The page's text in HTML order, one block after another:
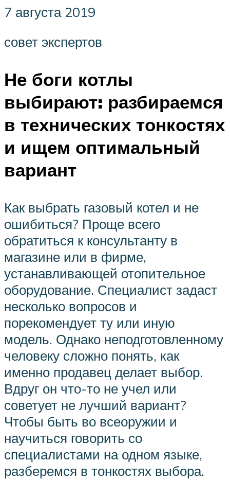
7 августа 2019
совет экспертов
Не боги котлы
выбирают: разбираемся
в технических тонкостях
и ищем оптимальный
вариант
Как выбрать газовый котел и не
ошибиться? Проще всего
обратиться к консультанту в
магазине или в фирме,
устанавливающей отопительное
оборудование. Специалист задаст
несколько вопросов и
порекомендует ту или иную
модель. Однако неподготовленному
человеку сложно понять, как
именно продавец делает выбор.
Вдруг он что-то не учел или
советует не лучший вариант?
Чтобы быть во всеоружии и
научиться говорить со
специалистами на одном языке,
разберемся в тонкостях выбора.